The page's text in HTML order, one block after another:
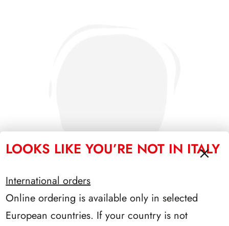
PRESIDENZA LEONE 1972/1978
LOOKS LIKE YOU’RE NOT IN ITALY
International orders
Online ordering is available only in selected
European countries. If your country is not